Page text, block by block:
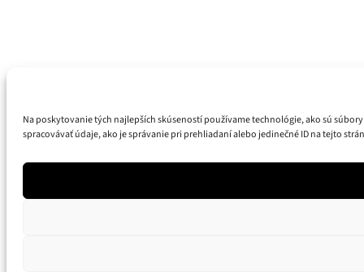
Na poskytovanie tých najlepších skúseností používame technológie, ako sú
spracovávať údaje, ako je správanie pri prehliadaní alebo jedinečné ID na tejto